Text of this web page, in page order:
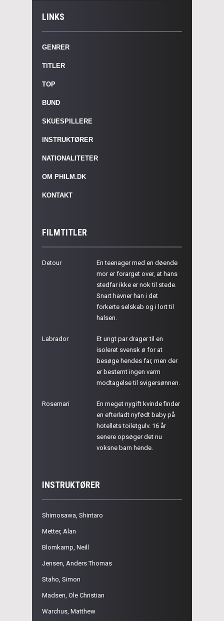
LINKS
GENRER
TITLER
TOP
BUND
SKUESPILLERE
INSTRUKTØRER
NATIONALITETER
OM PHILM.DK
KONTAKT
FILMTITLER
Detour
En teenager med en døende
mor er forarget over, at hans
stedfar ikke er nok til stede.
Snart havner han i det
forkerte selskab og i lort til
halsen.
Labrador
Et ungt par drager til en
isoleret svensk ø for at
besøge hendes far, men der
er bestemt ingen varm
modtagelse til svigersønnen.
Rosemari
En meget nygift kvinde finder
en efterladt nyfødt baby på
hotellets toiletgulv. 16 år
senere opsøger det nu
voksne barn hende.
INSTRUKTØRER
Shimosawa, Shintaro
Metter, Alan
Blomkamp, Neill
Jensen, Anders Thomas
Staho, Simon
Madsen, Ole Christian
Warchus, Matthew